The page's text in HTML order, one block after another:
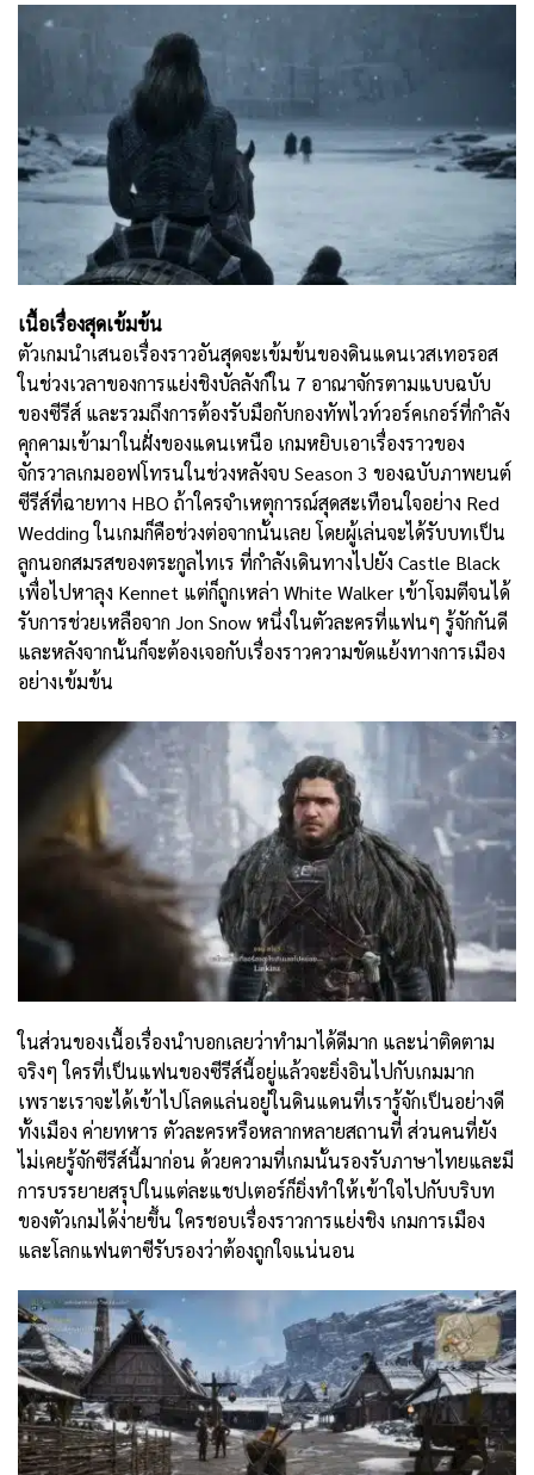
เนื้อเรื่องสุดเข้มข้น
ตัวเกมนำเสนอเรื่องราวอันสุดจะเข้มข้นของดินแดนเวสเทอรอส
ในช่วงเวลาของการแย่งชิงบัลลังก์ใน 7 อาณาจักรตามแบบฉบับ
ของซีรีส์ และรวมถึงการต้องรับมือกับกองทัพไวท์วอร์คเกอร์ที่กำลัง
คุกคามเข้ามาในฝั่งของแดนเหนือ เกมหยิบเอาเรื่องราวของ
จักรวาลเกมออฟโทรนในช่วงหลังจบ Season 3 ของฉบับภาพยนต์
ซีรีส์ที่ฉายทาง HBO ถ้าใครจำเหตุการณ์สุดสะเทือนใจอย่าง Red
Wedding ในเกมก็คือช่วงต่อจากนั้นเลย โดยผู้เล่นจะได้รับบทเป็น
ลูกนอกสมรสของตระกูลไทเร ที่กำลังเดินทางไปยัง Castle Black
เพื่อไปหาลุง Kennet แต่ก็ถูกเหล่า White Walker เข้าโจมตีจนได้
รับการช่วยเหลือจาก Jon Snow หนึ่งในตัวละครที่แฟนๆ รู้จักกันดี
และหลังจากนั้นก็จะต้องเจอกับเรื่องราวความขัดแย้งทางการเมือง
อย่างเข้มข้น
ในส่วนของเนื้อเรื่องนำบอกเลยว่าทำมาได้ดีมาก และน่าติดตาม
จริงๆ ใครที่เป็นแฟนของซีรีส์นี้อยู่แล้วจะยิ่งอินไปกับเกมมาก
เพราะเราจะได้เข้าไปโลดแล่นอยู่ในดินแดนที่เรารู้จักเป็นอย่างดี
ทั้งเมือง ค่ายทหาร ตัวละครหรือหลากหลายสถานที่ ส่วนคนที่ยัง
ไม่เคยรู้จักซีรีส์นี้มาก่อน ด้วยความที่เกมนั้นรองรับภาษาไทยและมี
การบรรยายสรุปในแต่ละแชปเตอร์ก็ยิ่งทำให้เข้าใจไปกับบริบท
ของตัวเกมได้ง่ายขึ้น ใครชอบเรื่องราวการแย่งชิง เกมการเมือง
และโลกแฟนตาซีรับรองว่าต้องถูกใจแน่นอน